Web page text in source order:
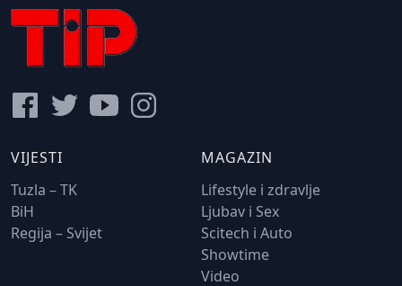
VIJESTI
Tuzla – TK
BiH
Regija – Svijet
MAGAZIN
Lifestyle i zdravlje
Ljubav i Sex
Scitech i Auto
Showtime
Video